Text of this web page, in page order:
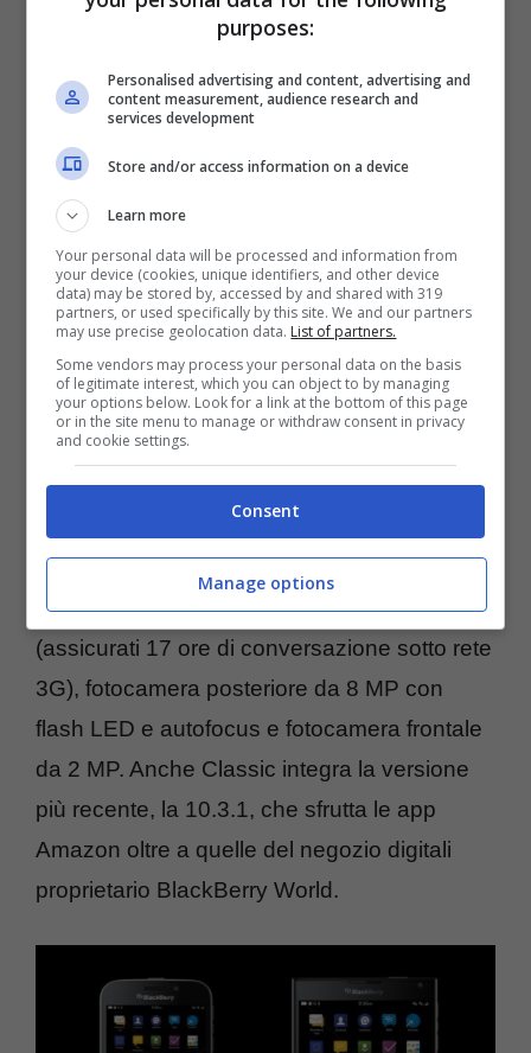
BlackBerry Classic
l’utente BlackBerry apprezzava: la tastiera
QWERTY fisica, un trackpad, uno schermo
touch compatto e un dispositivo portatile. E
l’azienda canadese li aveva accontentati:
schermoda 3,5 pollici touch in alta
definizione (720 x 720, 294 ppi),
dual-coreQualcomm Snapdragon S4 da 1,5
interna espandibili fino a 128 GB tramite
schede microSD, batteria da 2.515 mAh
(assicurati 17 ore di conversazione sotto rete
3G), fotocamera posteriore da 8 MP con
flash LED e autofocus e fotocamera frontale
da 2 MP. Anche Classic integra la versione
più recente, la 10.3.1, che sfrutta le app
Amazon oltre a quelle del negozio digitali
proprietario BlackBerry World.
purposes:
Personalised advertising and content, advertising and
content measurement, audience research and
services development
Store and/or access information on a device
Learn more
Your personal data will be processed and information from
your device (cookies, unique identifiers, and other device
data) may be stored by, accessed by and shared with 319
partners, or used specifically by this site. We and our partners
may use precise geolocation data. List of partners.
Some vendors may process your personal data on the basis
of legitimate interest, which you can object to by managing
your options below. Look for a link at the bottom of this page
or in the site menu to manage or withdraw consent in privacy
and cookie settings.
Consent
Manage options